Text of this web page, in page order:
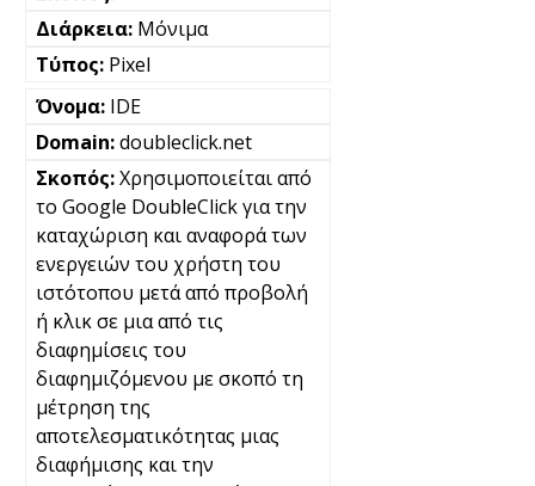
Μόνιμα
Pixel
IDE
doubleclick.net
Χρησιμοποιείται από
το Google DoubleClick για την
καταχώριση και αναφορά των
ενεργειών του χρήστη του
ιστότοπου μετά από προβολή
ή κλικ σε μια από τις
διαφημίσεις του
διαφημιζόμενου με σκοπό τη
μέτρηση της
αποτελεσματικότητας μιας
διαφήμισης και την